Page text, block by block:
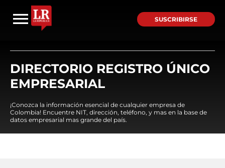
SUSCRIBIRSE
DIRECTORIO REGISTRO ÚNICO
EMPRESARIAL
¡Conozca la información esencial de cualquier empresa de
Colombia! Encuentre NIT, dirección, teléfono, y mas en la base de
datos empresarial mas grande del país.